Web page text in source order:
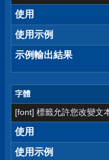
使用
使用示例
示例輸出結果
字體
[font] 標籤允許您改變文
使用
使用示例